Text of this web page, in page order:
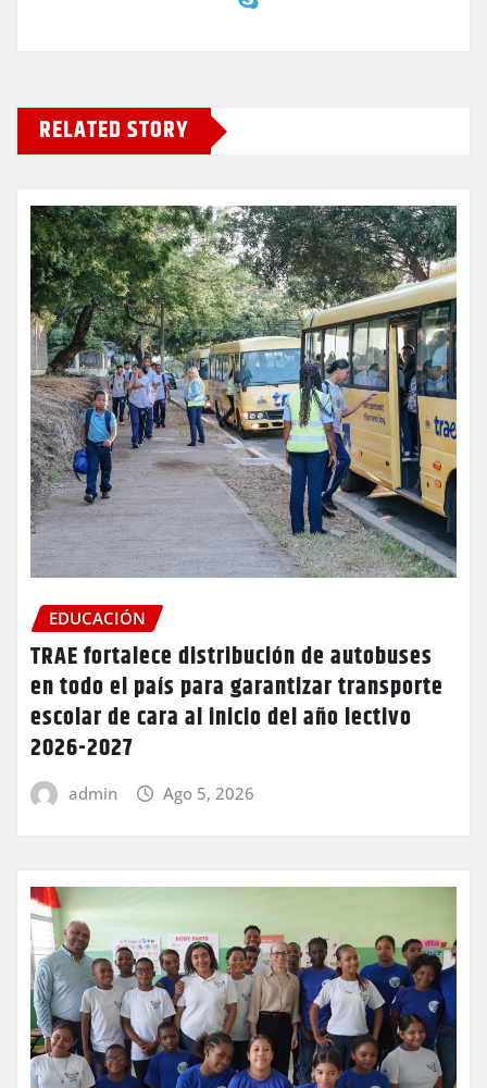
RELATED STORY
EDUCACIÓN
TRAE fortalece distribución de autobuses
en todo el país para garantizar transporte
escolar de cara al inicio del año lectivo
2026-2027
admin Ago 5, 2026